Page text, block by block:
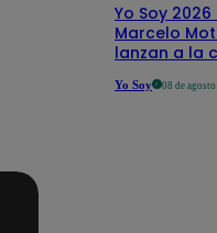
Yo Soy 2026
Marcelo
lanzan a la
Yo Soy 08 de